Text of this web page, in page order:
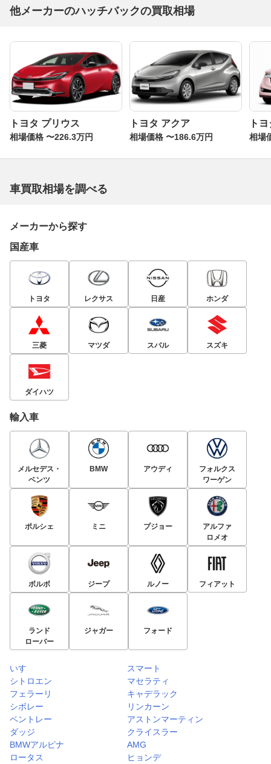
他メーカーのハッチバックの買取相場
トヨタ プリウス
相場価格 〜226.3万円
トヨタ アクア
相場価格 〜186.6万円
ト
相場
車買取相場を調べる
メーカーから探す
国産車
トヨタ レクサス 日産 ホンダ
三菱 マツダ スバル スズキ
ダイハツ
輸入車
メルセデス・
ベンツ
BMW アウディ
フォルクス
ワーゲン
ポルシェ ミニ プジョー
アルファ
ロメオ
ボルボ ジープ ルノー フィアット
ランド
ローバー
ジャガー フォード
いすゞ
スマート
シトロエン
マセラティ
フェラーリ
キャデラック
シボレー
リンカーン
ベントレー
アストンマーティン
ダッジ
クライスラー
BMWアルピナ
AMG
ロータス
ヒョンデ